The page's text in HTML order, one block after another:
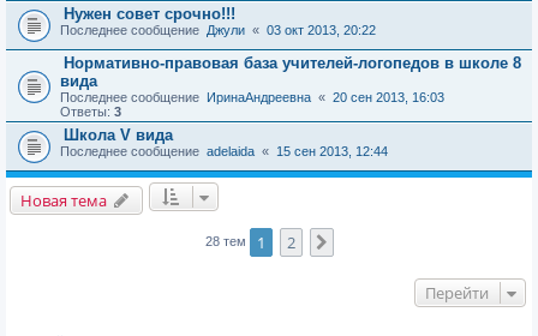
Нужен совет срочно!!!
Последнее сообщение Джули « 03 окт 2013, 20:22
Нормативно-правовая база учителей-логопедов в школе 8
вида
Последнее сообщение ИринаАндреевна « 20 сен 2013, 16:03
Ответы: 3
Школа V вида
Последнее сообщение adelaida « 15 сен 2013, 12:44
Новая тема
28 тем 1 2
Перейти